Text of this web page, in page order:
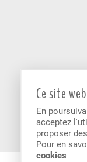
Ce site
En
acceptez
proposer
Pour en
cookies